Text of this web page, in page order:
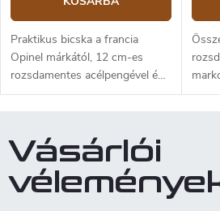
Praktikus bicska a francia
Opinel márkától, 12 cm-es
rozsdamentes acélpengével és
bükkfából készült markolattal, a
csomagolva
Vásárlói